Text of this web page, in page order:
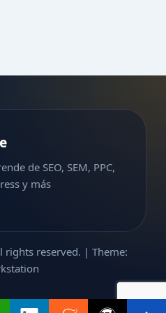
de SEO, SEM, PPC,
y más
rights reserved. | Theme: